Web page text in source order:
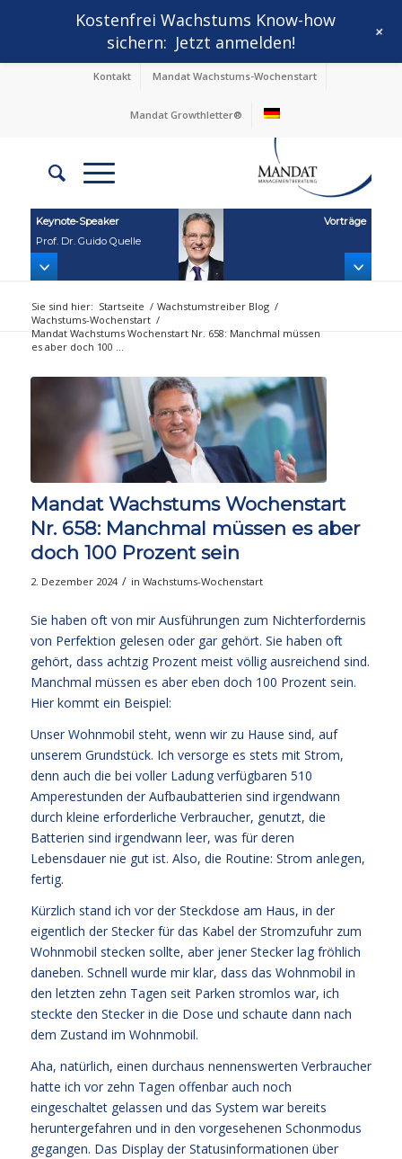
Kontakt Mandat Wachstums-Wochenstart
Mandat Growthletter®
Keynote‑Speaker
Prof. Dr. Guido Quelle
Vorträge
Sie sind hier: Startseite / Wachstumstreiber Blog /
Wachstums-Wochenstart /
Mandat Wachstums Wochenstart Nr. 658: Manchmal müssen
es aber doch 100 ...
Mandat Wachstums Wochenstart
Nr. 658: Manchmal müssen es aber
doch 100 Prozent sein
2. Dezember 2024 / in Wachstums-Wochenstart
Sie haben oft von mir Ausführungen zum Nichterfordernis
von Perfektion gelesen oder gar gehört. Sie haben oft
gehört, dass achtzig Prozent meist völlig ausreichend sind.
Manchmal müssen es aber eben doch 100 Prozent sein.
Hier kommt ein Beispiel:
Unser Wohnmobil steht, wenn wir zu Hause sind, auf
unserem Grundstück. Ich versorge es stets mit Strom,
denn auch die bei voller Ladung verfügbaren 510
Amperestunden der Aufbaubatterien sind irgendwann
durch kleine erforderliche Verbraucher, genutzt, die
Batterien sind irgendwann leer, was für deren
Lebensdauer nie gut ist. Also, die Routine: Strom anlegen,
fertig.
Kürzlich stand ich vor der Steckdose am Haus, in der
eigentlich der Stecker für das Kabel der Stromzufuhr zum
Wohnmobil stecken sollte, aber jener Stecker lag fröhlich
daneben. Schnell wurde mir klar, dass das Wohnmobil in
den letzten zehn Tagen seit Parken stromlos war, ich
steckte den Stecker in die Dose und schaute dann nach
dem Zustand im Wohnmobil.
Aha, natürlich, einen durchaus nennenswerten Verbraucher
hatte ich vor zehn Tagen offenbar auch noch
eingeschaltet gelassen und das System war bereits
heruntergefahren und in den vorgesehenen Schonmodus
gegangen. Das Display der Statusinformationen über
Kostenfrei Wachstums Know-how
sichern: Jetzt anmelden! +